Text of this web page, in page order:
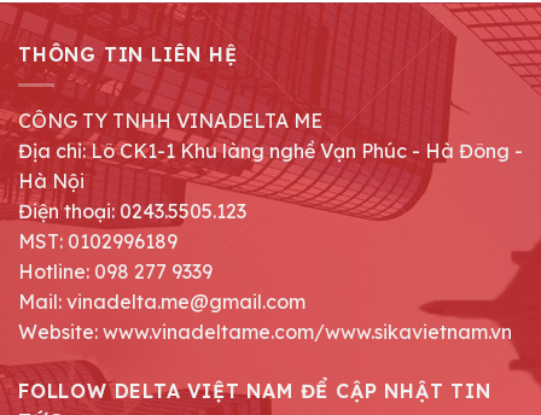
THÔNG TIN LIÊN HỆ
CÔNG TY TNHH VINADELTA ME
Địa chỉ: Lô CK1-1 Khu làng nghề Vạn Phúc - Hà Đông -
Hà Nội
Điện thoại: 0243.5505.123
MST: 0102996189
Hotline: 098 277 9339
Mail: vinadelta.me@gmail.com
Website: www.vinadeltame.com/www.sikavietnam.vn
FOLLOW DELTA VIỆT NAM ĐỂ CẬP NHẬT TIN